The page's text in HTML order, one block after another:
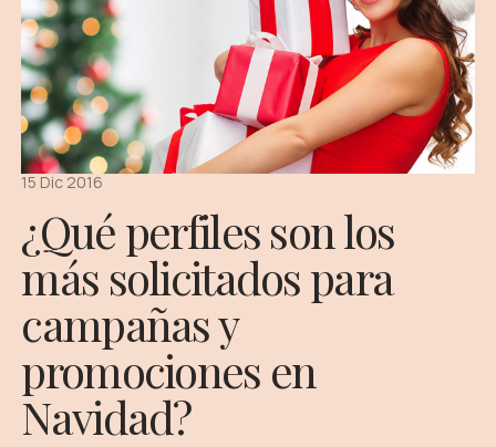
15 Dic 2016
¿Qué perfiles son los
más solicitados para
campañas y
promociones en
Navidad?